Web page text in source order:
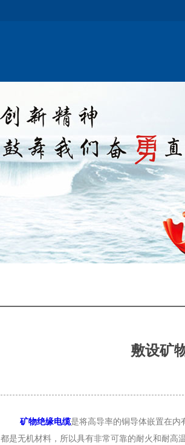
敷设矿
矿物绝缘电缆是将高导率的铜导体嵌置在内
都是无机材料，所以具有非常可靠的耐火和耐高